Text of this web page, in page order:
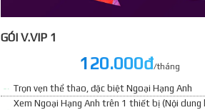
GÓI V.VIP 1
120.000đ/tháng
Trọn vẹn thể thao, đặc biệt Ngoại Hạng Anh
Xem Ngoại Hạng Anh trên 1 thiết bị (Nội